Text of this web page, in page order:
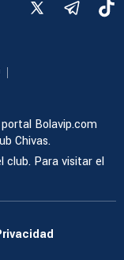
|
Bolavip.com
Chivas.
club. Para visitar el